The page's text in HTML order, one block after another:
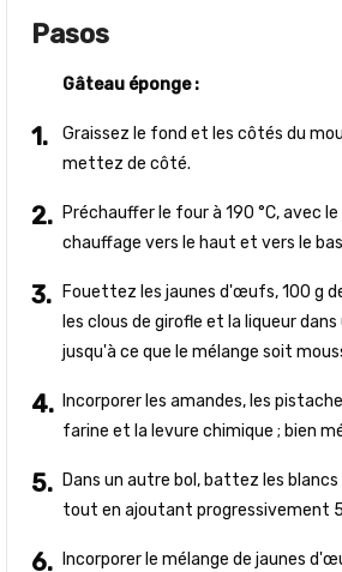
Pasos
Gâteau éponge :
Graissez le fond et les côtés du
mettez de côté.
Préchauffer le four à 190 °C, avec
chauffage vers le haut et vers le
Fouettez les jaunes d'œufs, 100 g
les clous de girofle et la liqueur
jusqu'à ce que le mélange soit
Incorporer les amandes, les
farine et la levure chimique ; bien
Dans un autre bol, battez les
tout en ajoutant progressivement
Incorporer le mélange de jaunes